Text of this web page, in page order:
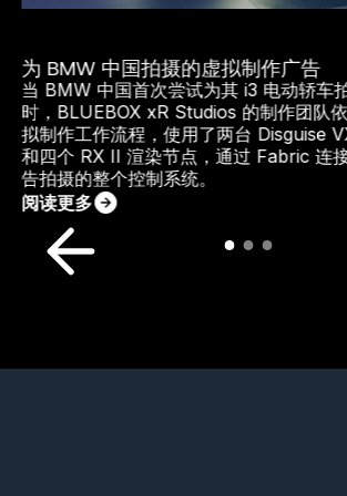
为 BMW 中国拍摄的虚拟制作广告
当 BMW 中国首次尝试为其 i3 电动轿车
时，BLUEBOX xR Studios 的制作团队
拟制作工作流程，使用了两台 Disguise
和四个 RX II 渲染节点，通过 Fabric 连
告拍摄的整个控制系统。
阅读更多